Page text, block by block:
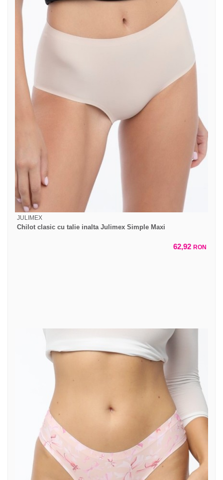
JULIMEX
Chilot clasic cu talie inalta Julimex Simple Maxi
62,92 RON